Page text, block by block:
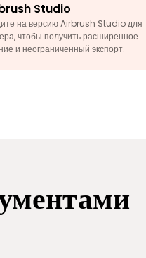
Studio
на версию Airbrush Studio для
чтобы получить расширенное
и неограниченный экспорт.